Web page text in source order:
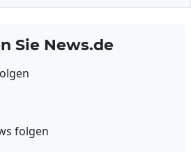
Sie News.de
folgen